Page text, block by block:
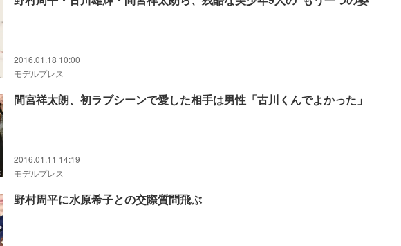
2016.01.18 10:00
モデルプレス
間宮祥太朗、初ラブシーンで愛した相手は男性「古川くんでよかった」
2016.01.11 14:19
モデルプレス
野村周平に水原希子との交際質問飛ぶ